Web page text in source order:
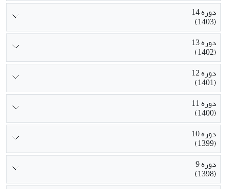
دوره 14
(1403)
دوره 13
(1402)
دوره 12
(1401)
دوره 11
(1400)
دوره 10
(1399)
دوره 9
(1398)